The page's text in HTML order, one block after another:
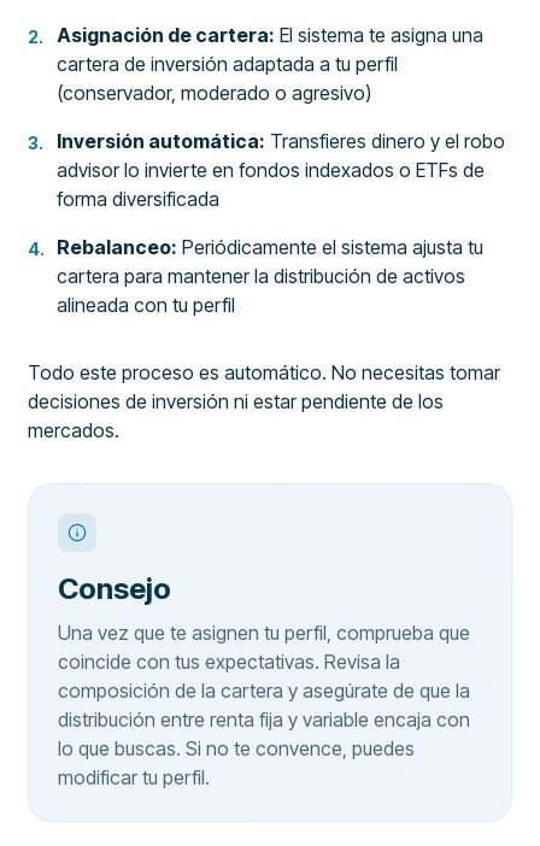
Asignación de cartera: El sistema te asigna una
cartera de inversión adaptada a tu perfil
(conservador, moderado o agresivo)
Inversión automática: Transfieres dinero y el robo
advisor lo invierte en fondos indexados o ETFs de
forma diversificada
Rebalanceo: Periódicamente el sistema ajusta tu
cartera para mantener la distribución de activos
alineada con tu perfil
Todo este proceso es automático. No necesitas tomar
decisiones de inversión ni estar pendiente de los
mercados.
Consejo
Una vez que te asignen tu perfil, comprueba que
coincide con tus expectativas. Revisa la
composición de la cartera y asegúrate de que la
distribución entre renta fija y variable encaja con
lo que buscas. Si no te convence, puedes
modificar tu perfil.